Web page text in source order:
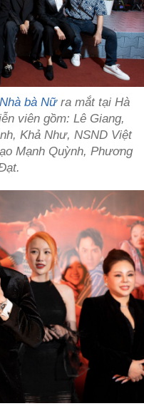
Nhà bà Nữra mắt tại Hà
viên gồm: Lê Giang,
Khả Như, NSND Việt
Mạnh Quỳnh, Phương